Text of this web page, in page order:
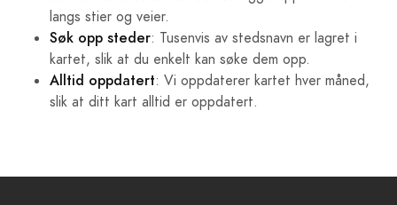
langs stier og veier.
Søk opp steder: Tusenvis av stedsnavn er lagret i
kartet, slik at du enkelt kan søke dem opp.
Alltid oppdatert: Vi oppdaterer kartet hver måned,
slik at ditt kart alltid er oppdatert.